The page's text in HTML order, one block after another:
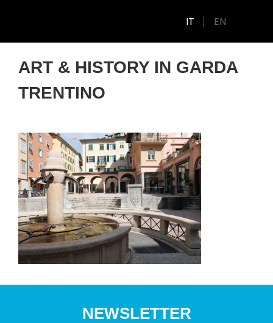
IT EN
ART & HISTORY IN GARDA
TRENTINO
NEWSLETTER